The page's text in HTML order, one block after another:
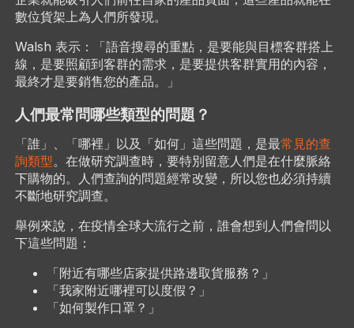
數位貨架上為人們所發現。
Walsh 表示：「語音搜尋的重點，是要能與目標客群搭上
線，是要照顧到客群的需求，是要提供客群實用的內容，
最終才是要銷售您的產品。」
人們最常問哪些類型的問題？
「誰」、「哪裡」以及 「如何」這些問題，是最常見的查
詢類型。在做研究調查時，要特別留意人們是在什麼脈絡
下購物的。人們查詢的問題經常改變，所以您也必須持續
不斷地研究調查。
舉例來說，在疫情全球大流行之前，誰會想到人們會問以
下這些問題：
「附近有哪些店家提供路邊取貨服務？」
「我家附近哪裡可以度假？」
「如何製作口罩？」